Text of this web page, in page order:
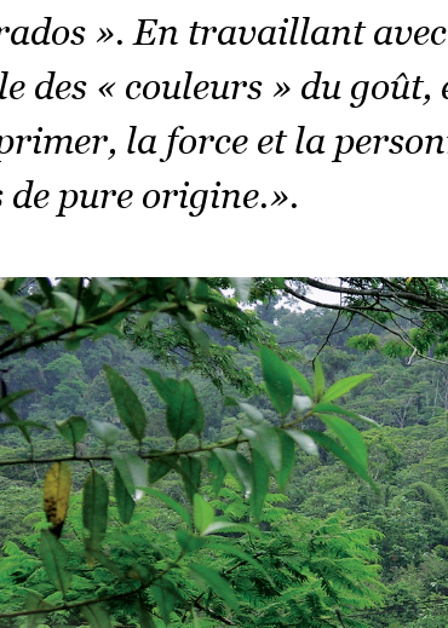
». En travaillant
des « couleurs » du goût,
la force et la
de pure origine.».